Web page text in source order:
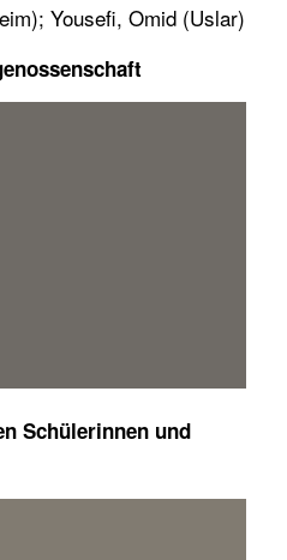
Yousefi, Omid (Uslar)
Schülerinnen und